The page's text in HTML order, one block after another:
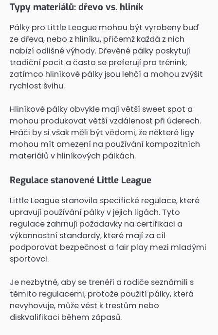
Typy materiálů: dřevo vs. hliník
Pálky pro Little League mohou být vyrobeny buď
ze dřeva, nebo z hliníku, přičemž každá z nich
nabízí odlišné výhody. Dřevěné pálky poskytují
tradiční pocit a často se preferují pro trénink,
zatímco hliníkové pálky jsou lehčí a mohou zvýšit
rychlost švihu.
Hliníkové pálky obvykle mají větší sweet spot a
mohou produkovat větší vzdálenost při úderech.
Hráči by si však měli být vědomi, že některé ligy
mohou mít omezení na používání kompozitních
materiálů v hliníkových pálkách.
Regulace stanovené Little League
Little League stanovila specifické regulace, které
upravují používání pálky v jejich ligách. Tyto
regulace zahrnují požadavky na certifikaci a
výkonnostní standardy, které mají za cíl
podporovat bezpečnost a fair play mezi mladými
sportovci.
Je nezbytné, aby se trenéři a rodiče seznámili s
těmito regulacemi, protože použití pálky, která
nevyhovuje, může vést k trestům nebo
diskvalifikaci během zápasů.